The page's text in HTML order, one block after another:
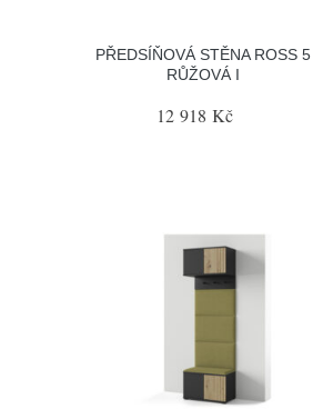
PŘEDSÍŇOVÁ STĚNA ROSS 5
RŮŽOVÁ I
12 918 Kč